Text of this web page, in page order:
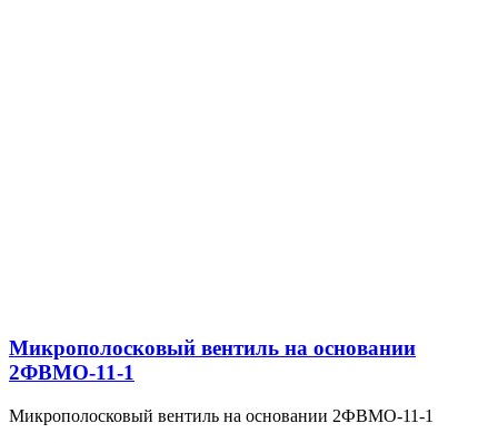
Микрополосковый вентиль на основании
2ФВМO-11-1
Микрополосковый вентиль на основании 2ФВМO-11-1